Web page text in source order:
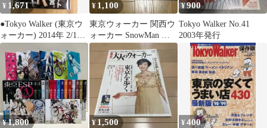
¥ 1,671
●Tokyo Walker (東京ウ
ォーカー) 2014年 2/10
号 [雑誌]
¥ 1,100
東京ウォーカー 関西ウ
ォーカー SnowMan 宮
舘涼太 表紙 雑誌2冊
セット
¥900
Tokyo Walker No.41
2003年発行
¥1,800 ¥1,500 ¥400